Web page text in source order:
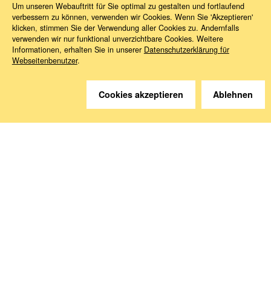
Sie haben Fragen?
Wir helfen gerne weiter.
Um unseren Webauftritt für Sie optimal zu gestalten und fortlaufend
verbessern zu können, verwenden wir Cookies. Wenn Sie 'Akzeptieren'
klicken, stimmen Sie der Verwendung aller Cookies zu. Andernfalls
verwenden wir nur funktional unverzichtbare Cookies. Weitere
Informationen, erhalten Sie in unserer Datenschutzerklärung für
Webseitenbenutzer.
Cookies akzeptieren Ablehnen